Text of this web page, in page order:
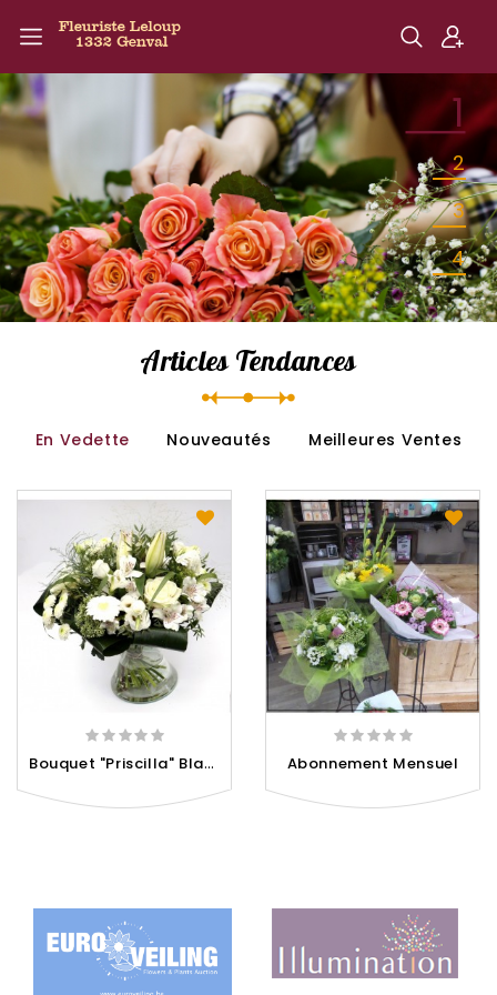
1
2
3
4
Articles Tendances
En Vedette Nouveautés Meilleures Ventes
B
Ouquet "Priscilla" Blanc Abonnement Mensuel